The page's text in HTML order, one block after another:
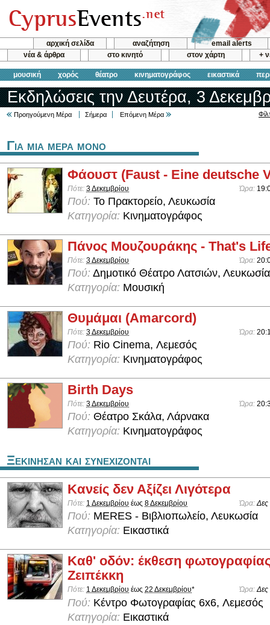
αρχική σελίδα αναζήτηση
email alerts
νέα & άρθρα
στο κινητό στον χάρτη +
μουσική χορός θέατρο κινηματογράφος εικαστικά
Εκδηλώσεις την Δευτέρα, 3
Προηγούμενη Μέρα Σήμερα Επόμενη Μέρα
Για μια μερα μονο
Φάουστ (Faust - Eine deutsche
Πότε: 3 Δεκεμβρίου Ώρα:
Πού: Το Πρακτορείο, Λευκωσία
Κατηγορία: Κινηματογράφος
Πάνος Μουζουράκης - That's
Πότε: 3 Δεκεμβρίου Ώρα:
Πού: Δημοτικό Θέατρο Λατσιών, Λευκωσία
Κατηγορία: Μουσική
Θυμάμαι (Amarcord)
Πότε: 3 Δεκεμβρίου Ώρα:
Πού: Rio Cinema, Λεμεσός
Κατηγορία: Κινηματογράφος
Birth Days
Πότε: 3 Δεκεμβρίου Ώρα:
Πού: Θέατρο Σκάλα, Λάρνακα
Κατηγορία: Κινηματογράφος
Ξεκινησαν και συνεχιζονται
Κανείς δεν Αξίζει Λιγότερα
Πότε: 1 Δεκεμβρίου έως 8 Δεκεμβρίου Ώρα:Δες
Πού: MERES - Βιβλιοπωλείο, Λευκωσία
Κατηγορία: Εικαστικά
Καθ' οδόν: έκθεση
Ζειπέκκη
Πότε: 1 Δεκεμβρίου έως 22 Δεκεμβρίου* Ώρα:Δες
Πού: Kέντρο Φωτογραφίας 6x6, Λεμεσός
Κατηγορία: Εικαστικά